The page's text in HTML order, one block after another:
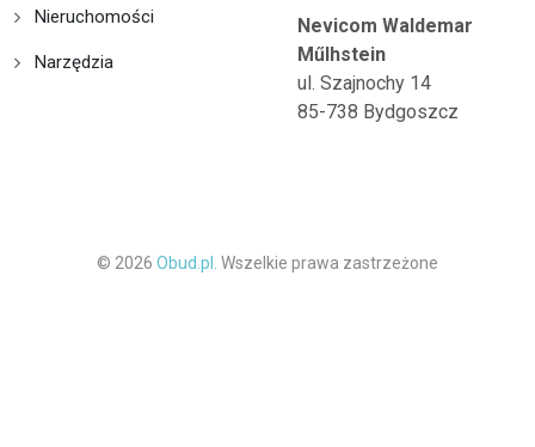
Nieruchomości
Narzędzia
Nevicom Waldemar
Műlhstein
ul. Szajnochy 14
85-738 Bydgoszcz
© 2026 Obud.pl. Wszelkie prawa zastrzeżone